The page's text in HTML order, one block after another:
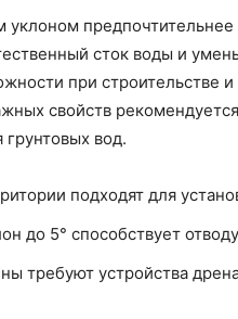
уклоном
сток воды и
при строительстве
свойств
грунтовых вод.
подходят для
до 5° способствует
требуют устройства